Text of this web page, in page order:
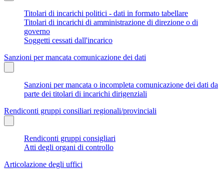
Titolari di incarichi politici - dati in formato tabellare
Titolari di incarichi di amministrazione di direzione o di
governo
Soggetti cessati dall'incarico
Sanzioni per mancata comunicazione dei dati
Sanzioni per mancata o incompleta comunicazione dei dati da
parte dei titolari di incarichi dirigenziali
Rendiconti gruppi consiliari regionali/provinciali
Rendiconti gruppi consigliari
Atti degli organi di controllo
Articolazione degli uffici